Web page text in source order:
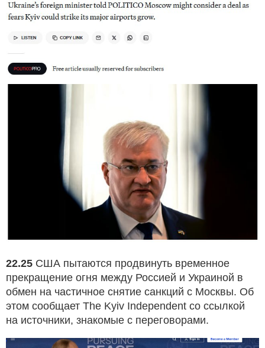
22.25 США пытаются продвинуть временное
прекращение огня между Россией и Украиной в
обмен на частичное снятие санкций с Москвы. Об
этом сообщает The Kyiv Independent со ссылкой
на источники, знакомые с переговорами.